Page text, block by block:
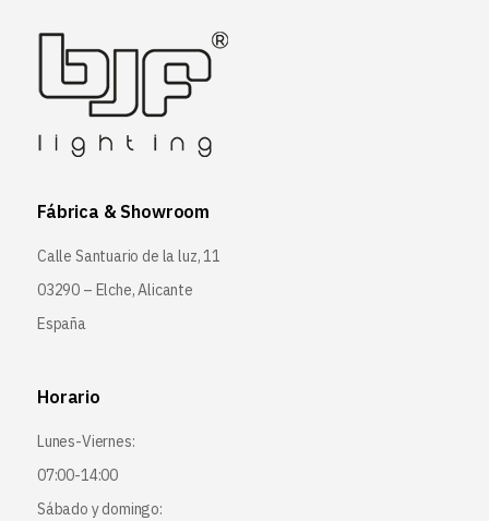
Fábrica & Showroom
Calle Santuario de la luz, 11
03290 – Elche, Alicante
España
Horario
Lunes-Viernes:
07:00-14:00
Sábado y domingo: